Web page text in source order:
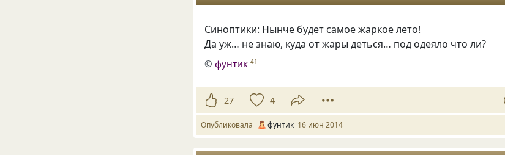
Синоптики: Нынче будет самое жаркое лето!
Да уж… не знаю, куда от жары деться… под одеяло что ли?
©фунтик 41
27 4
Опубликовала фунтик 16 июн 2014